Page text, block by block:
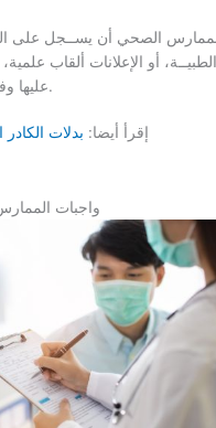
الصحي أن يســجل على
أو الإعلانات ألقاب
عليها وفقًا للقواعد المنظمة لها.
إقرأ أيضا: بدلات
واجبات